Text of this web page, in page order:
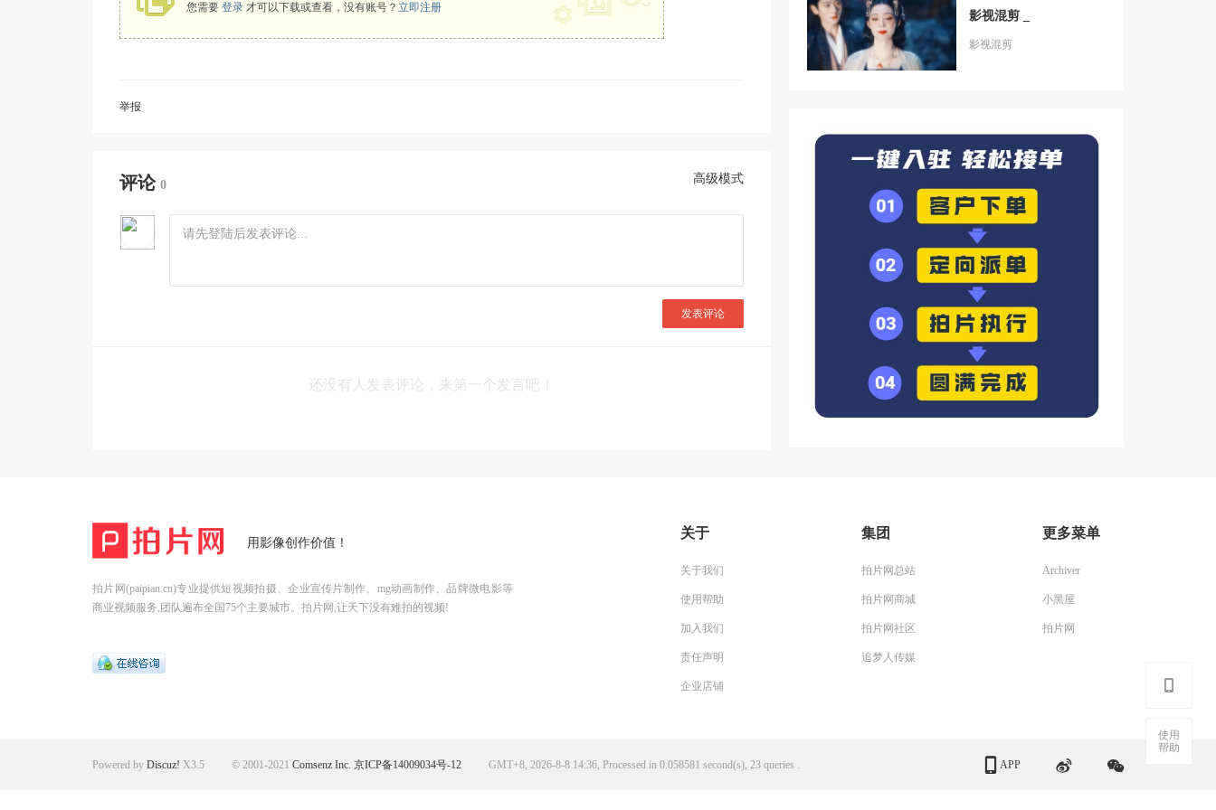
您需要 登录 才可以下载或查看，没有账号？ 立即注册
举报
评论 0 高级模式
发表评论
还没有人发表评论，来第一个发言吧！
影视混剪 _
影视混剪
使用
帮助
用影像创作价值！
拍片网(paipian.cn)专业提供短视频拍摄、企业宣传片制作、mg动画制作、品牌微电影等
商业视频服务,团队遍布全国75个主要城市。拍片网,让天下没有难拍的视频!
关于
关于我们
使用帮助
加入我们
责任声明
企业店铺
集团
拍片网总站
拍片网商城
拍片网社区
追梦人传媒
更多菜单
Archiver
小黑屋
拍片网
Powered by Discuz! X3.5 © 2001-2021 Comsenz Inc. 京ICP备14009034号-12 GMT+8, 2026-8-8 14:36, Processed in 0.058581 second(s), 23 queries . APP